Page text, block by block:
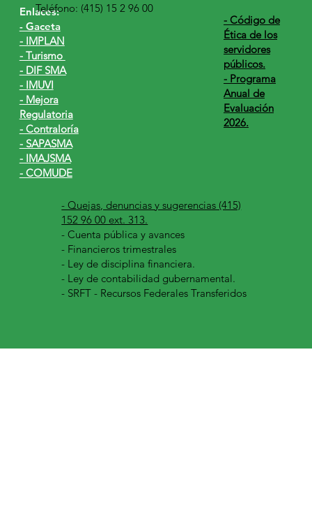
Enlaces:
- Gaceta
- IMPLAN
- Turismo
- DIF SMA
- IMUVI
- Mejora
Regulatoria
- Contraloría
- SAPASMA
- IMAJSMA
- COMUDE
Teléfono: (415) 15 2 96 00
- Quejas, denuncias y sugerencias (415)
152 96 00 ext. 313.
-Cuenta pública y avances
- Financieros trimestrales
- Ley de disciplina financiera.
- Ley de contabilidad gubernamental.
- SRFT - Recursos Federales Transferidos
​- Código de
Ética de los
servidores
públicos.
- Programa
Anual de
Evaluación
2026.